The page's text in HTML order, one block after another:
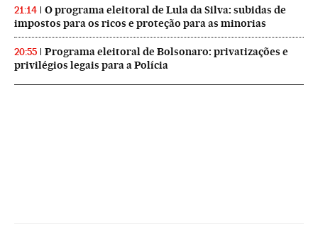
21:14
O programa eleitoral de Lula da Silva: subidas de
impostos para os ricos e proteção para as minorias
20:55
Programa eleitoral de Bolsonaro: privatizações e
privilégios legais para a Polícia